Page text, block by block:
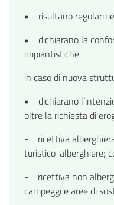
• risultano
• dichiarano la
impiantistiche.
in caso di nuova
• dichiarano
oltre la richiesta di
- ricettiva alberghiera
turistico-alberghiere;
- ricettiva non
campeggi e aree di